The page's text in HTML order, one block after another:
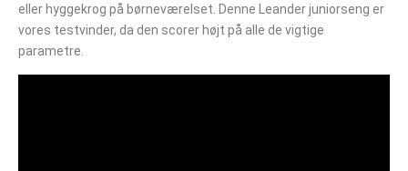
eller hyggekrog på børneværelset. Denne Leander juniorseng er
vores testvinder, da den scorer højt på alle de vigtige
parametre.